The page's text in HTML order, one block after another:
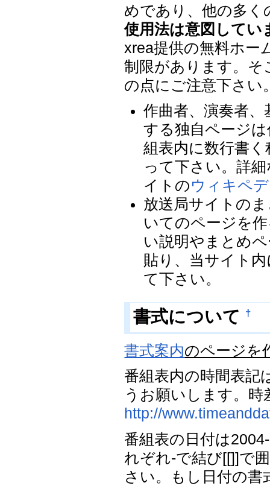
めであり、他の多
使用法は意図してい
xrea提供の無料ホー
制限があります。そ
の点にご注意下さい
作曲者、演奏者
する独自ページ
組表内に数行書
って下さい。詳
イトのウィキペ
放送局サイトの
いてのページを
い説明やまとめ
貼り、当サイト
て下さい。
書式について †
書式案内のページを
番組表内の時間表記
うお願いします。
http://
番組表の日付は
れぞれ-で結び[[]]で
さい。もし日付の書